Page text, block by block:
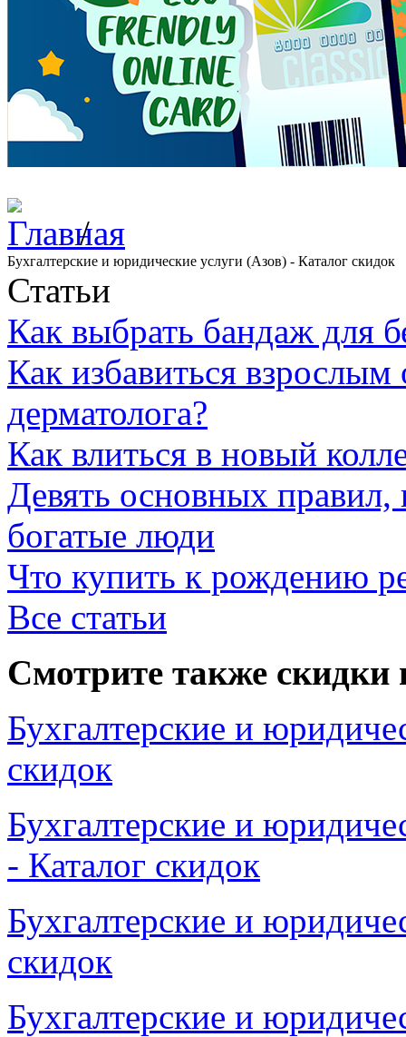
/
Бухгалтерские и юридические услуги (Азов) - Каталог скидок
Статьи
Как выбрать бандаж для
Как избавиться
дерматолога?
Как влиться в новый
Девять основных
богатые люди
Что купить к рождению
Все статьи
Смотрите также скидки
Бухгалтерские и
скидок
Бухгалтерские и
- Каталог скидок
Бухгалтерские и
скидок
Бухгалтерские и